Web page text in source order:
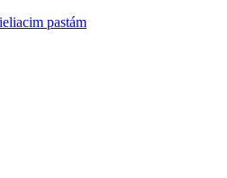
pastám